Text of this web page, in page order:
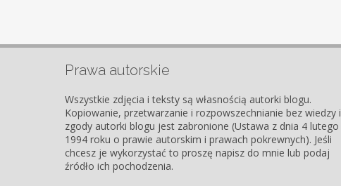
Prawa autorskie
Wszystkie zdjęcia i teksty są własnością autorki blogu.
Kopiowanie, przetwarzanie i rozpowszechnianie bez wiedzy i
zgody autorki blogu jest zabronione (Ustawa z dnia 4 lutego
1994 roku o prawie autorskim i prawach pokrewnych). Jeśli
chcesz je wykorzystać to proszę napisz do mnie lub podaj
źródło ich pochodzenia.